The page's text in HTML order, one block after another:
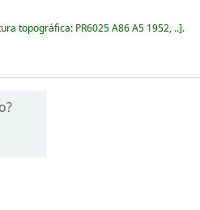
topográfica: PR6025 A86 A5 1952, .. .